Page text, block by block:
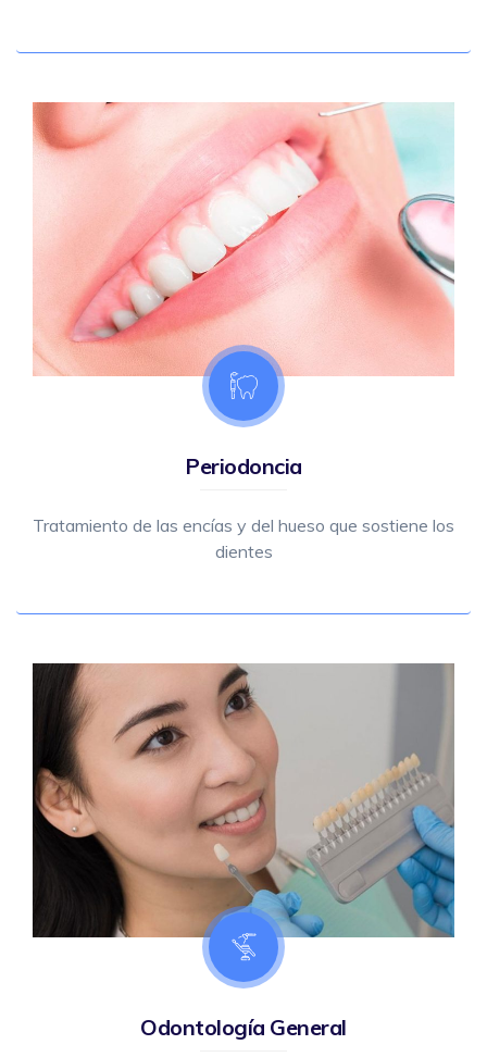
Periodoncia
Tratamiento de las encías y del hueso que sostiene los
dientes
Odontología General